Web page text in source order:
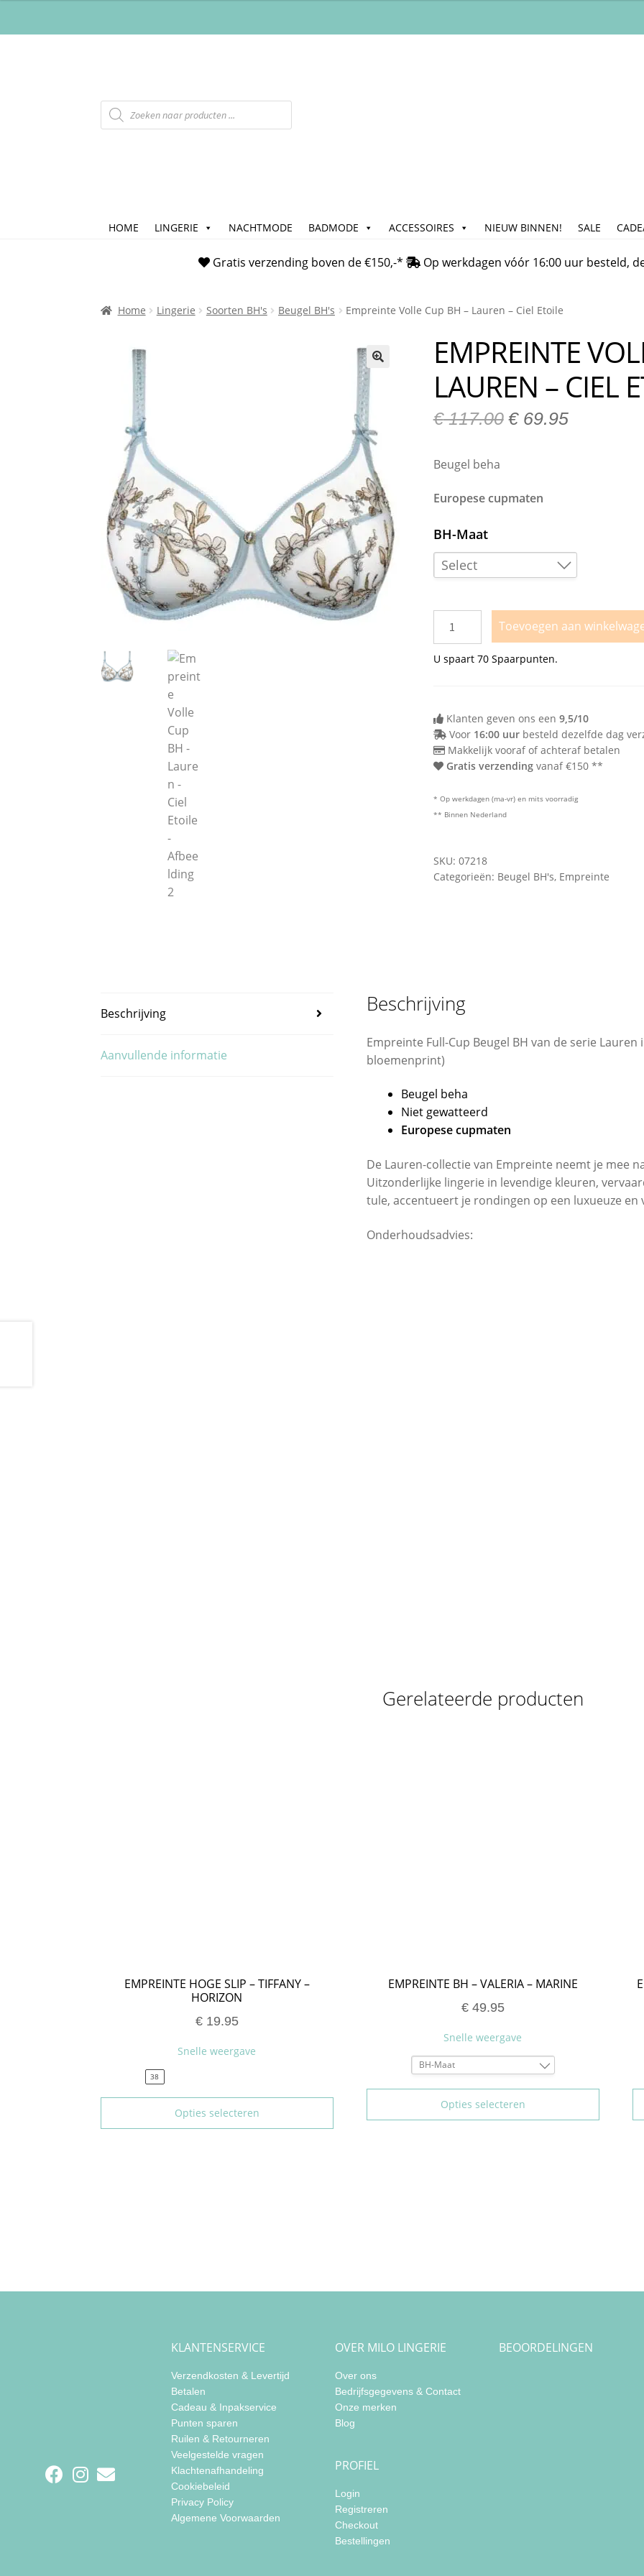
HOME LINGERIE NACHTMODE BADMODE ACCESSOIRES NIEUW BINNEN! SALE
Algemene VoorwaardenBedrijfsgegevens & ContactBetalenBlog Cadeau &
Veelgestelde Vragen Verzendkosten & Levertijden
Gratis verzending boven de €150,-* Op werkdagen vóór 16:00 uur besteld,
Home Lingerie Soorten BH's Beugel BH's Empreinte Volle Cup BH – Lauren – Ciel Etoile
EMPREINTE
LAUREN – CIEL
€117.00 €69.95
Beugel beha
Europese cupmaten
BH-Maat
Select
95D
100D
105D
90E
95E
Toevoegen aan
U spaart 70Spaarpunten.
Klanten geven ons een 9,5/10
Voor 16:00 uurbesteld dezelfde dag
Makkelijk vooraf of achteraf betalen
Gratis verzendingvanaf €150 **
* Op werkdagen (ma-vr) en mits voorradig
** Binnen Nederland
SKU: 07218
Categorieën: Beugel BH's, Empreinte
Beschrijving
Aanvullende informatie
Beschrijving
Empreinte Full-Cup Beugel BH van de serie
bloemenprint)
Beugel beha
Niet gewatteerd
Europese cupmaten
De Lauren-collectie van Empreinte neemt je mee
Uitzonderlijke lingerie in levendige kleuren,
tule, accentueert je rondingen op een luxueuze en
Onderhoudsadvies:
Gerelateerde producten
EMPREINTE HOGE SLIP – TIFFANY –
HORIZON
€19.95
Opties selecteren
Snelle weergave
38
EMPREINTE BH – VALERIA – MARINE
€49.95
Opties selecteren
Snelle weergave
BH-Maat
KLANTENSERVICE
Verzendkosten & Levertijd
Betalen
Cadeau & Inpakservice
Punten sparen
Ruilen & Retourneren
Veelgestelde vragen
Klachtenafhandeling
Cookiebeleid
Privacy Policy
Algemene Voorwaarden
OVER MILO LINGERIE
Over ons
Bedrijfsgegevens & Contact
Onze merken
Blog
PROFIEL
Login
Registreren
Checkout
Bestellingen
BEOORDELINGEN